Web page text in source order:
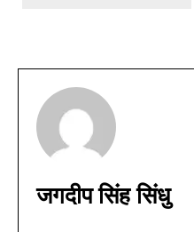
जगदीप सिंह सिंधु